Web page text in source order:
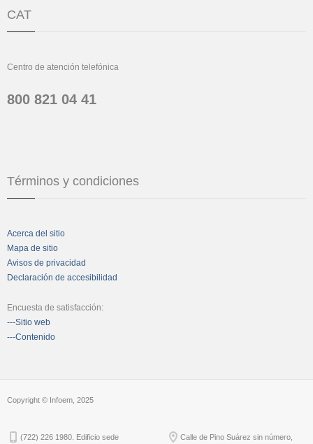
CAT
Centro de atención telefónica
800 821 04 41
Términos y condiciones
Acerca del sitio
Mapa de sitio
Avisos de privacidad
Declaración de accesibilidad
Encuesta de satisfacción:
---Sitio web
---Contenido
Copyright © Infoem, 2025
(722) 226 1980. Edificio sede
Calle de Pino Suárez sin número,